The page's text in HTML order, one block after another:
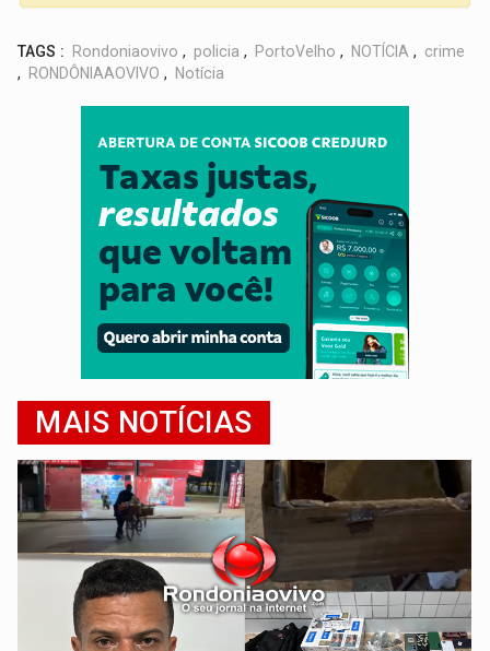
TAGS : Rondoniaovivo , policia , PortoVelho , NOTÍCIA , crime
,
RONDÔNIAAOVIVO , Notícia
MAIS NOTÍCIAS